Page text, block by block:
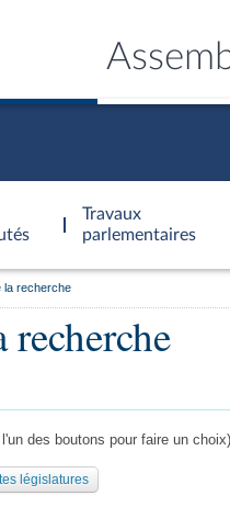
Travaux
parlementaires
la recherche
recherche
des boutons pour faire un choix)
législatures